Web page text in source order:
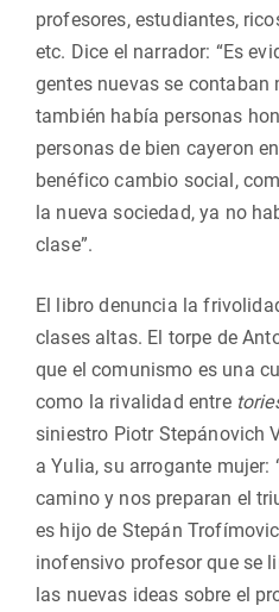
profesores, estudiantes,
etc. Dice el narrador: “Es
gentes nuevas se contaban
también había personas
personas de bien cayeron
benéfico cambio social,
la nueva sociedad, ya no
clase”.
El libro denuncia la
clases altas. El torpe de
que el comunismo es una
como la rivalidad entre
siniestro Piotr Stepánovich
a Yulia, su arrogante mujer:
camino y nos preparan el
es hijo de Stepán
inofensivo profesor que se
las nuevas ideas sobre el